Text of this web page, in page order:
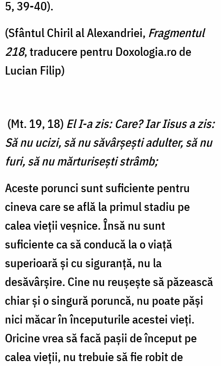
5, 39-40).
(Sfântul Chiril al Alexandriei, Fragmentul
218, traducere pentru Doxologia.ro de
Lucian Filip)
(Mt. 19, 18) El I-a zis: Care? Iar Iisus a zis:
Să nu ucizi, să nu săvârşeşti adulter, să nu
furi, să nu mărturiseşti strâmb;
Aceste porunci sunt suficiente pentru
cineva care se află la primul stadiu pe
calea vieții veșnice. Însă nu sunt
suficiente ca să conducă la o viață
superioară și cu siguranță, nu la
desăvârșire. Cine nu reușește să păzească
chiar și o singură poruncă, nu poate păși
nici măcar în începuturile acestei vieți.
Oricine vrea să facă pașii de început pe
calea vieții, nu trebuie să fie robit de